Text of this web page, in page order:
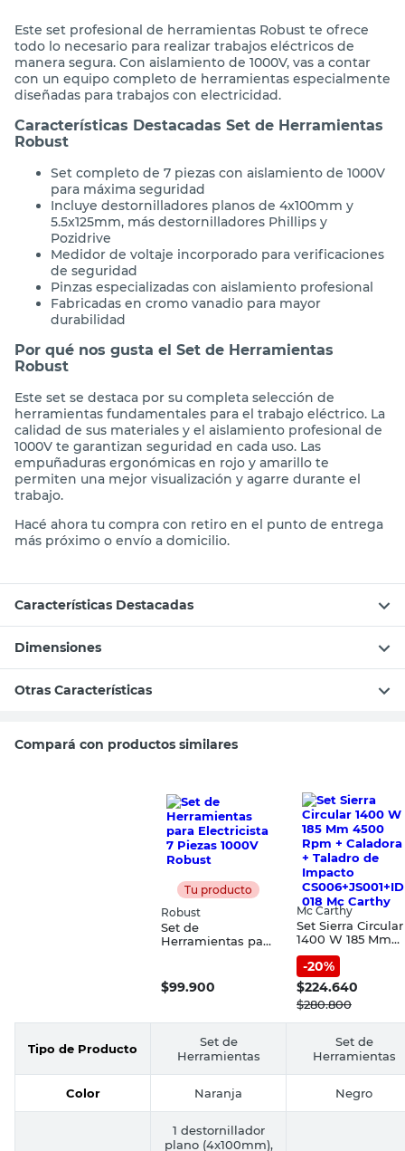
Este set profesional de herramientas Robust te ofrece
todo lo necesario para realizar trabajos eléctricos de
manera segura. Con aislamiento de 1000V, vas a contar
con un equipo completo de herramientas especialmente
diseñadas para trabajos con electricidad.
Características Destacadas Set de Herramientas
Robust
Set completo de 7 piezas con aislamiento de 1000V
para máxima seguridad
Incluye destornilladores planos de 4x100mm y
5.5x125mm, más destornilladores Phillips y
Pozidrive
Medidor de voltaje incorporado para verificaciones
de seguridad
Pinzas especializadas con aislamiento profesional
Fabricadas en cromo vanadio para mayor
durabilidad
Por qué nos gusta el Set de Herramientas
Robust
Este set se destaca por su completa selección de
herramientas fundamentales para el trabajo eléctrico. La
calidad de sus materiales y el aislamiento profesional de
1000V te garantizan seguridad en cada uso. Las
empuñaduras ergonómicas en rojo y amarillo te
permiten una mejor visualización y agarre durante el
trabajo.
Hacé ahora tu compra con retiro en el punto de entrega
más próximo o envío a domicilio.
Características Destacadas
Dimensiones
Otras Características
Compará con productos similares
Tu producto
Robust
Set de
Herramientas para
Robust
$99.900
Mc Carthy
Set Sierra Circular
1400 W 185 Mm
4500 Rpm +
Caladora +
de Impacto
8 Mc Carthy
-20%
$224.640
$280.800
Tipo de Producto
Set de
Herramientas
Set de
Herramientas
Color Naranja Negro
1 destornillador
plano (4x100mm),